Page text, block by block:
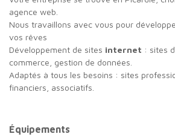
agence web.
Nous travaillons avec vous pour
vos rêves
Développement de sites internet : sites
commerce, gestion de données.
Adaptés à tous les besoins : sites
financiers, associatifs.
Équipements